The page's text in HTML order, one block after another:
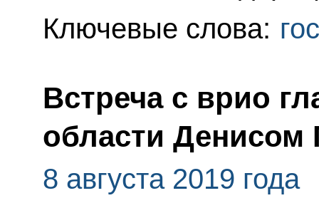
Ключевые слова:
Встреча с врио
области Денисом
8 августа 2019 года